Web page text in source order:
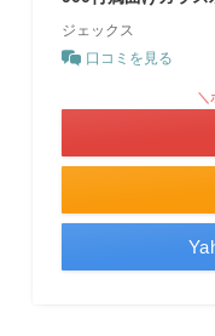
ジェックス
口コミを見る
＼